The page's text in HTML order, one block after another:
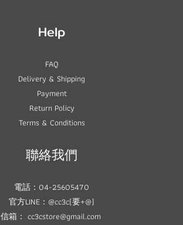
Help
FAQ
Delivery & Shipping
Payment
Return Policy
Terms & Conditions
聯絡我們
電話：04-25605470
官方LINE：@cc3c(要+@)
信箱： cc3cstore@gmail.com